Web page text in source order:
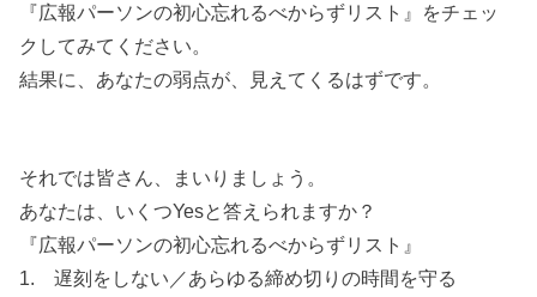
『広報パーソンの初心忘れるべからずリスト』をチェッ
クしてみてください。
結果に、あなたの弱点が、見えてくるはずです。
それでは皆さん、まいりましょう。
あなたは、いくつYesと答えられますか？
『広報パーソンの初心忘れるべからずリスト』
1. 遅刻をしない／あらゆる締め切りの時間を守る